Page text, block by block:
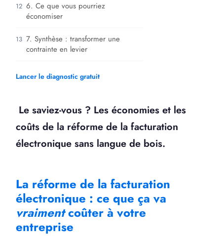
12 6. Ce que vous pourriez
économiser
13 7. Synthèse : transformer une
contrainte en levier
Lancer le diagnostic gratuit
Le saviez-vous ? Les économies et les
coûts de la réforme de la facturation
électronique sans langue de bois.
La réforme de la facturation
électronique : ce que ça va
vraimentcoûter à votre
entreprise